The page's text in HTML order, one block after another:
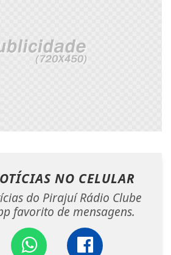
NO CELULAR
do Pirajuí Rádio Clube
favorito de mensagens.